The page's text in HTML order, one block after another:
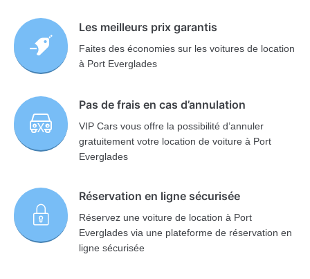
Les meilleurs prix garantis
Faites des économies sur les voitures de location
à Port Everglades
Pas de frais en cas d’annulation
VIP Cars vous offre la possibilité d’annuler
gratuitement votre location de voiture à Port
Everglades
Réservation en ligne sécurisée
Réservez une voiture de location à Port
Everglades via une plateforme de réservation en
ligne sécurisée